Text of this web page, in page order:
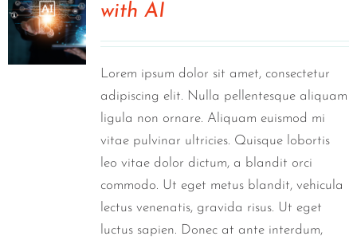
with AI
Lorem ipsum dolor sit amet, consectetur
adipiscing elit. Nulla pellentesque aliquam
ligula non ornare. Aliquam euismod mi
vitae pulvinar ultricies. Quisque lobortis
leo vitae dolor dictum, a blandit orci
commodo. Ut eget metus blandit, vehicula
lectus venenatis, gravida risus. Ut eget
luctus sapien. Donec at ante interdum,